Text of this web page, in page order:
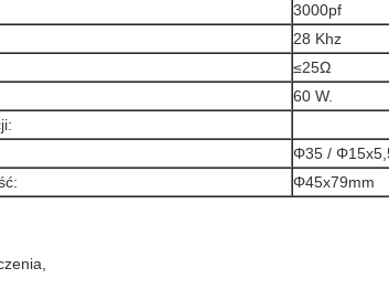
3000pf
28 Khz
≤25Ω
60 W.
Φ35 /
Φ45x79mm